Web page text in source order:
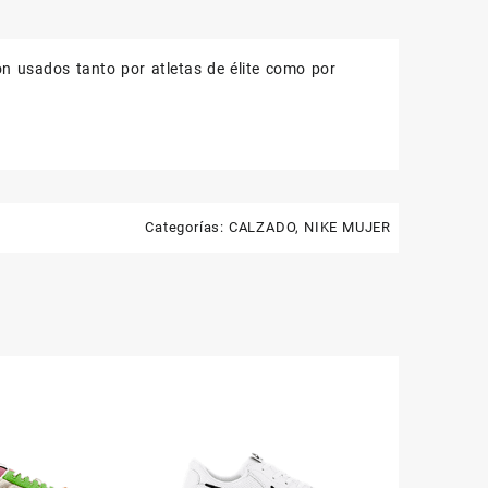
usados ​​tanto por atletas de élite como por
Categorías: CALZADO, NIKE MUJER